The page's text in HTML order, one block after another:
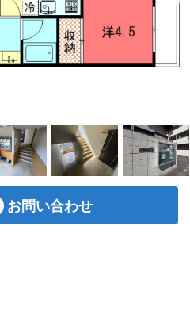
お問い合わせ